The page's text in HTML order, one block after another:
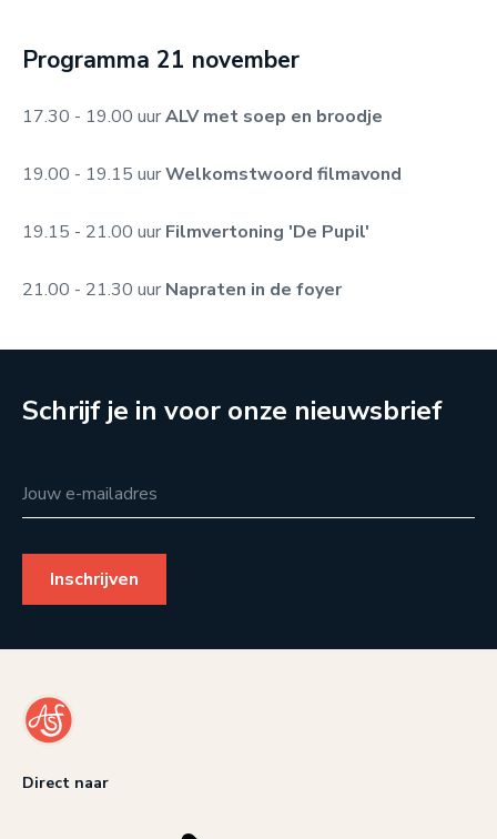
Programma 21 november
17.30 - 19.00 uurALV met soep en broodje
19.00 - 19.15 uurWelkomstwoord filmavond
19.15 - 21.00 uur Filmvertoning 'De Pupil'
21.00 - 21.30 uur Napraten in de foyer
Schrijf je in voor onze nieuwsbrief
Jouw e-mailadres
Direct naar